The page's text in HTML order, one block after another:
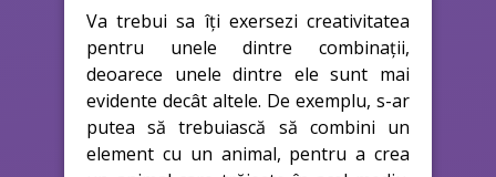
Va trebui sa îți exersezi creativitatea
pentru unele dintre combinații,
deoarece unele dintre ele sunt mai
evidente decât altele. De exemplu, s-ar
putea să trebuiască să combini un
element cu un animal, pentru a crea